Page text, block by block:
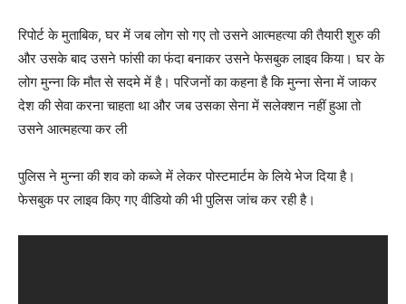
रिपोर्ट के मुताबिक, घर में जब लोग सो गए तो उसने आत्‍महत्या की तैयारी शुरु की
और उसके बाद उसने फांसी का फंदा बनाकर उसने फेसबुक लाइव किया। घर के
लोग मुन्ना कि मौत से सदमे में है। परिजनों का कहना है कि मुन्ना सेना में जाकर
देश की सेवा करना चाहता था और जब उसका सेना में सलेक्शन नहीं हुआ तो
उसने आत्महत्या कर ली
पुलिस ने मुन्ना की शव को कब्‍जे में लेकर पोस्टमार्टम के लिये भेज दिया है।
फेसबुक पर लाइव किए गए वीडियो की भी पुलिस जांच कर रही है।